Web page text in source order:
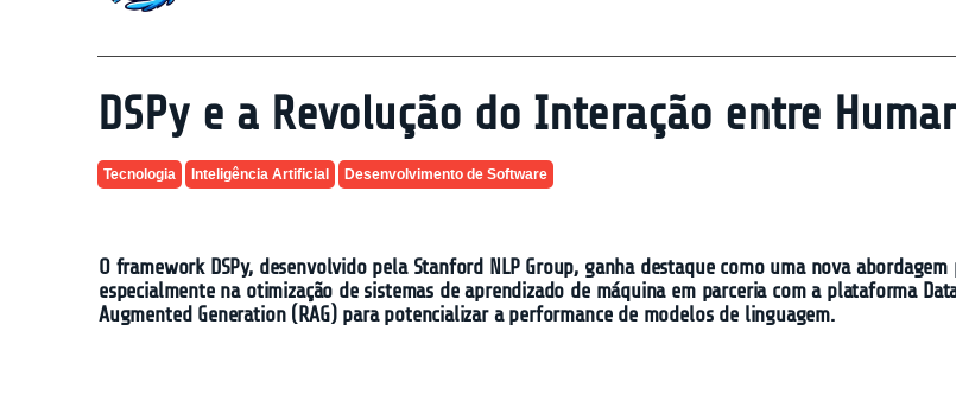
DSPy e a Revolução do Interação entre
Tecnologia Inteligência Artificial Desenvolvimento de Software
O framework DSPy, desenvolvido pela Stanford NLP Group, ganha destaque como uma nova
especialmente na otimização de sistemas de aprendizado de máquina em parceria com a plataforma
Augmented Generation (RAG) para potencializar a performance de modelos de linguagem.